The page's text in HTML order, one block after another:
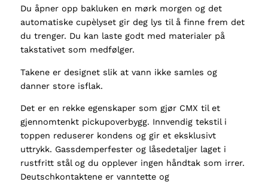
2
0
2
5
a
n
l
Du åpner opp bakluken en mørk morgen og det
automatiske cupèlyset gir deg lys til å finne frem det
du trenger. Du kan laste godt med materialer på
takstativet som medfølger.
Takene er designet slik at vann ikke samles og
danner store isflak.
Det er en rekke egenskaper som gjør CMX til et
gjennomtenkt pickupoverbygg. Innvendig tekstil i
toppen reduserer kondens og gir et eksklusivt
uttrykk. Gassdemperfester og låsedetaljer laget i
rustfritt stål og du opplever ingen håndtak som irrer.
Deutschkontaktene er vanntette og